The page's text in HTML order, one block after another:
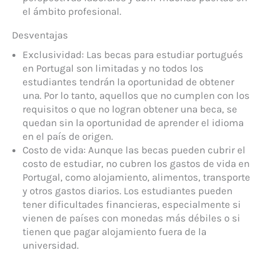
el ámbito profesional.
Desventajas
Exclusividad: Las becas para estudiar portugués
en Portugal son limitadas y no todos los
estudiantes tendrán la oportunidad de obtener
una. Por lo tanto, aquellos que no cumplen con los
requisitos o que no logran obtener una beca, se
quedan sin la oportunidad de aprender el idioma
en el país de origen.
Costo de vida: Aunque las becas pueden cubrir el
costo de estudiar, no cubren los gastos de vida en
Portugal, como alojamiento, alimentos, transporte
y otros gastos diarios. Los estudiantes pueden
tener dificultades financieras, especialmente si
vienen de países con monedas más débiles o si
tienen que pagar alojamiento fuera de la
universidad.